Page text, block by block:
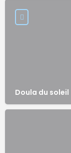
Doula du soleil